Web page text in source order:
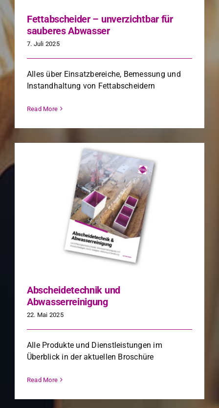
Fettabscheider – unverzichtbar für
sauberes Abwasser
7. Juli 2025
Alles über Ein­satzbere­iche, Bemes­sung und
Instand­hal­tung von Fet­tab­schei­dern
Read More
Abscheidetechnik und
Abwasserreinigung
22. Mai 2025
Alle Pro­duk­te und Dien­stleis­tun­gen im
Überblick in der aktuellen Broschüre
Read More